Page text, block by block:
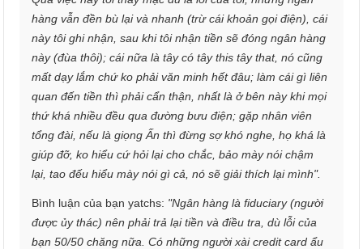
hàng vẫn đền bù lại và nhanh (trừ cái khoản gọi điện), cái
này tôi ghi nhận, sau khi tôi nhận tiền sẽ đóng ngân hàng
này (đùa thôi); cái nữa là tây có tây this tây that, nó cũng
mất dạy lắm chứ ko phải văn minh hết đâu; làm cái gì liên
quan đến tiền thì phải cẩn thận, nhất là ở bên này khi mọi
thứ khá nhiều đều qua đường bưu điện; gặp nhân viên
tổng đài, nếu là giọng Ấn thì đừng sợ khó nghe, họ khá là
giúp đỡ, ko hiểu cứ hỏi lại cho chắc, bảo mày nói chậm
lại, tao đếu hiểu mày nói gì cả, nó sẽ giải thích lại mình".
Bình luận của bạn yatchs: "Ngân hàng là fiduciary (người
được ủy thác) nên phải trả lại tiền và điều tra, dù lỗi của
bạn 50/50 chăng nữa. Có những người xài credit card ẩu